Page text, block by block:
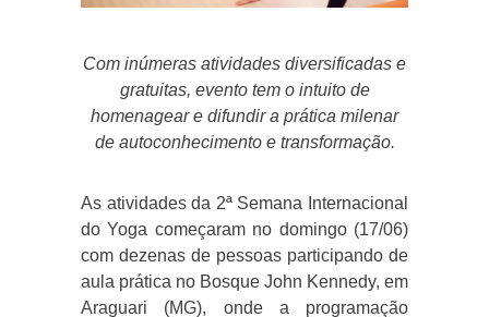
Com inúmeras atividades diversificadas e
gratuitas, evento tem o intuito de
homenagear e difundir a prática milenar
de autoconhecimento e transformação.
As atividades da 2ª Semana Internacional
do Yoga começaram no domingo (17/06)
com dezenas de pessoas participando de
aula prática no Bosque John Kennedy, em
Araguari (MG), onde a programação